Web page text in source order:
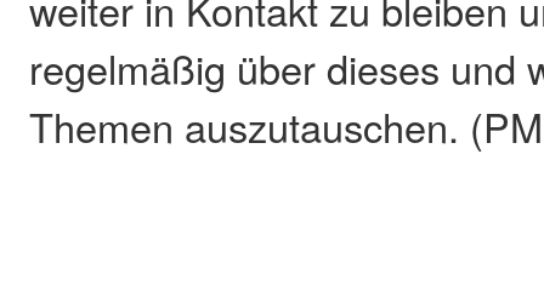
regelmäßig über dieses und
Themen auszutauschen.